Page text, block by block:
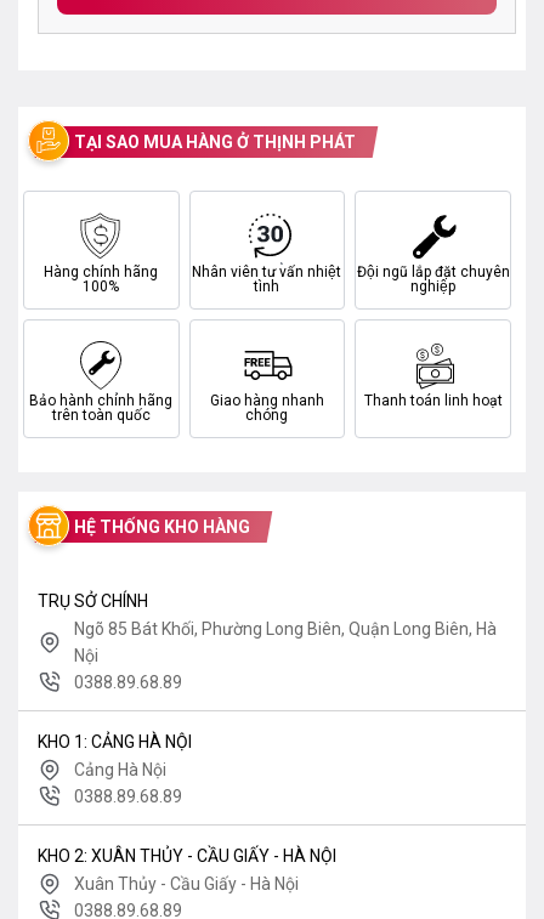
TẠI SAO MUA HÀNG Ở THỊNH PHÁT
Hàng chính hãng
100%
Nhân viên tư vấn nhiệt
tình
Đội ngũ lắp đặt chuyên
nghiệp
Bảo hành chính hãng
trên toàn quốc
Giao hàng nhanh
chóng
Thanh toán linh hoạt
HỆ THỐNG KHO HÀNG
TRỤ SỞ CHÍNH
Ngõ 85 Bát Khối, Phường Long Biên, Quận Long Biên, Hà
Nội
0388.89.68.89
KHO 1: CẢNG HÀ NỘI
Cảng Hà Nội
0388.89.68.89
KHO 2: XUÂN THỦY - CẦU GIẤY - HÀ NỘI
Xuân Thủy - Cầu Giấy - Hà Nội
0388.89.68.89